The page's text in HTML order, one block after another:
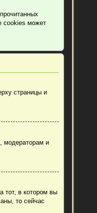
cookies может
страницы и
модераторам и
тот, в котором вы
то сейчас